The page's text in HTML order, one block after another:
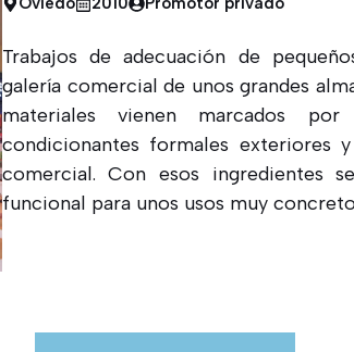
Trabajos de adecuación de
galería comercial de unos grandes
materiales vienen marcados
condicionantes formales exteriores
comercial. Con esos ingredientes
funcional para unos usos muy